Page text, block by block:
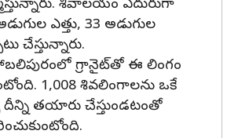
శివాలయం ఎదురుగా
ఎత్తు, 33 అడుగుల
చేస్తున్నారు.
గ్రానైట్‌తో ఈ లింగం
1,008 శివలింగాలను ఒకే
దీన్ని తయారు చేస్తుండటంతో